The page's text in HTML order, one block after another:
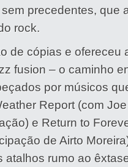
precedentes, que
rock.
de cópias e ofereceu
fusion – o caminho
por músicos
Report (com
e Return to
de Airto
atalhos rumo ao